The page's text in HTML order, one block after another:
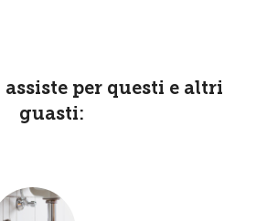
assiste per questi e altri
guasti: